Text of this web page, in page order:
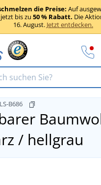
die Preise: Auf
bis zu 50 % Rabatt. Die
16. August. Jetzt entdecken.
LS-B686
/ hellgrau